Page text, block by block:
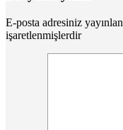
E-posta adresiniz
işaretlenmişlerdir